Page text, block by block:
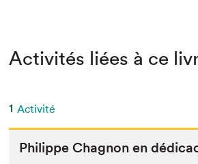
Activités liées à ce
1 Activité
Philippe Chagnon en